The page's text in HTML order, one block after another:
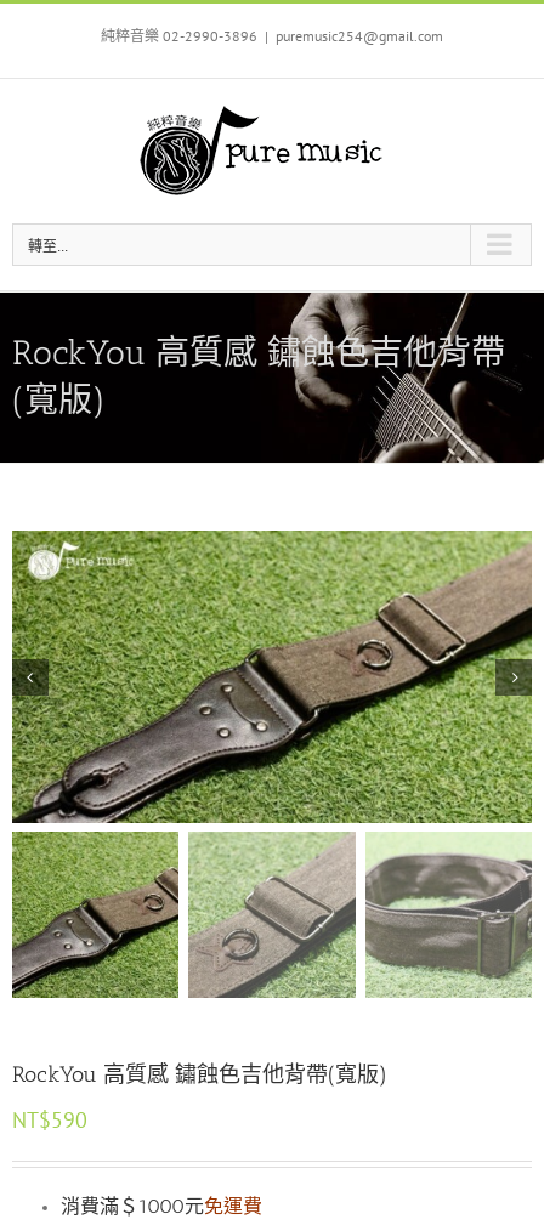
Skip
純粹音樂 02-2990-3896 | puremusic254@gmail.com
轉至...
RockYou 高質感 鏽蝕色吉他背帶
(寬版)
 
RockYou 高質感 鏽蝕色吉他背帶(寬版)
NT$590
消費滿＄1000元免運費